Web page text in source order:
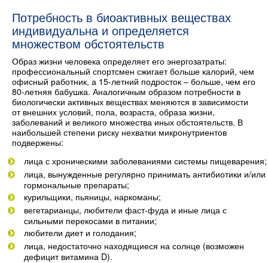
Потребность в биоактивных веществах
индивидуальна и определяется
множеством обстоятельств
Образ жизни человека определяет его энергозатраты:
профессиональный спортсмен сжигает больше калорий, чем
офисный работник, а 15-летний подросток – больше, чем его
80-летняя бабушка. Аналогичным образом потребности в
биологически активных веществах меняются в зависимости
от внешних условий, пола, возраста, образа жизни,
заболеваний и великого множества иных обстоятельств. В
наибольшей степени риску нехватки микронутриентов
подвержены:
лица с хроническими заболеваниями системы пищеварения;
лица, вынужденные регулярно принимать антибиотики и/или
гормональные препараты;
курильщики, пьяницы, наркоманы;
вегетарианцы, любители фаст-фуда и иные лица с
сильными перекосами в питании;
любители диет и голодания;
лица, недостаточно находящиеся на солнце (возможен
дефицит витамина D).